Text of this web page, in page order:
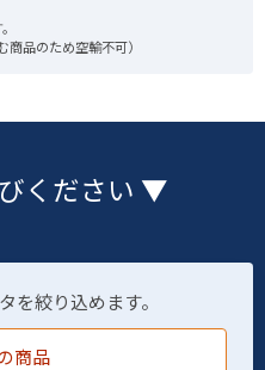
商品のため空輸不可）
ください ▼
を絞り込めます。
商品